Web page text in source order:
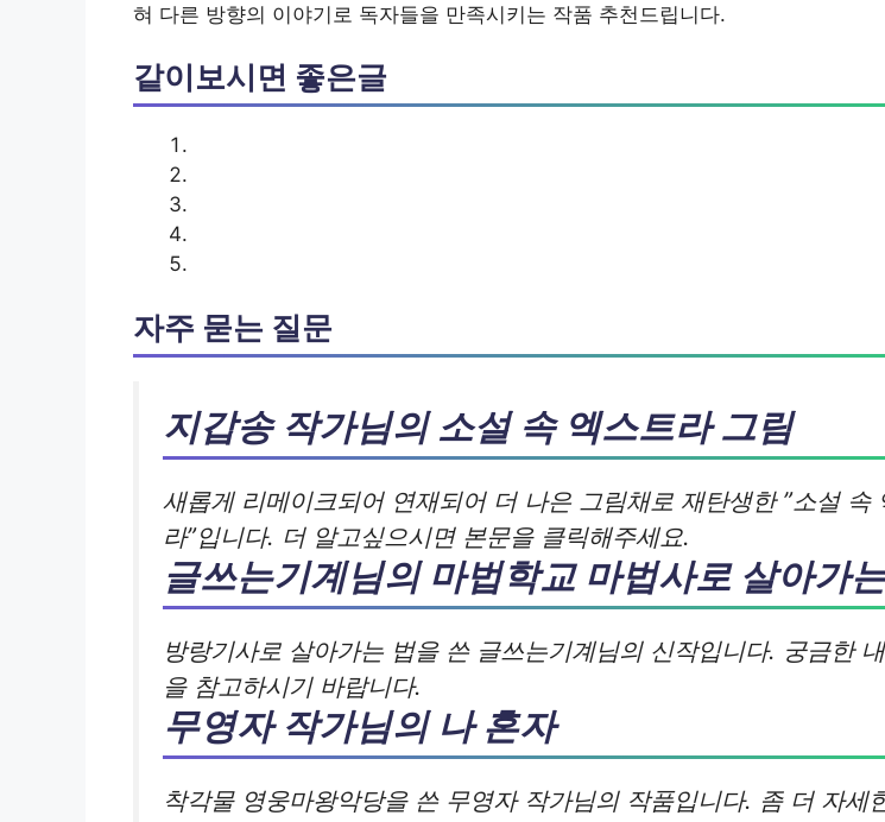
혀 다른 방향의 이야기로 독자들을 만족시키는 작품 추천드립니다.
같이보시면 좋은글
자주 묻는 질문
지갑송 작가님의 소설 속 엑스트라 그림
새롭게 리메이크되어 연재되어 더 나은 그림채로 재탄생한 ”소설 속
라”입니다. 더 알고싶으시면 본문을 클릭해주세요.
글쓰는기계님의 마법학교 마법사로 살아가
방랑기사로 살아가는 법을 쓴 글쓰는기계님의 신작입니다. 궁금한
을 참고하시기 바랍니다.
무영자 작가님의 나 혼자
착각물 영웅마왕악당을 쓴 무영자 작가님의 작품입니다. 좀 더 자세